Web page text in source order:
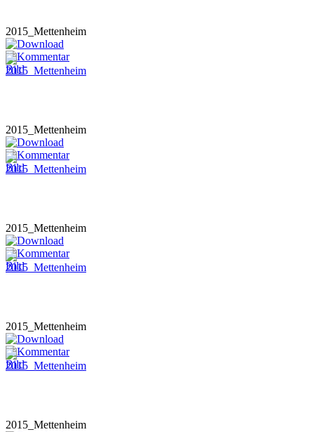
2015_Mettenheim
2015_Mettenheim
2015_Mettenheim
2015_Mettenheim
2015_Mettenheim